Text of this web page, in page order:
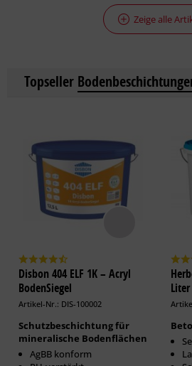
Zeige alle
Topseller
Disbon 404 ELF 1K – Acryl
BodenSiegel
Artikel-Nr.: DIS-100002
Schutzbeschichtung für
mineralische Bodenflächen
AgBB konform
Liter